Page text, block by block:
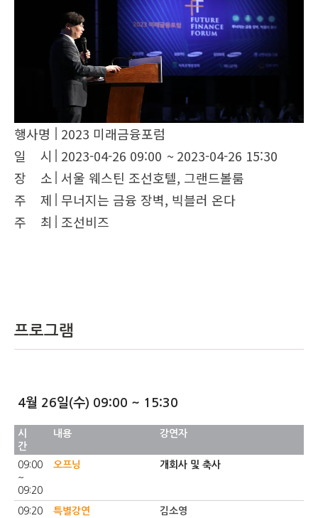
행사명
2023 미래금융포럼
일 시
2023-04-26 09:00 ~ 2023-04-26 15:30
장 소 서울 웨스틴 조선호텔, 그랜드볼룸
주 제 무너지는 금융 장벽, 빅블러 온다
주 최
조선비즈
프로그램
4월 26일(수) 09:00 ~ 15:30
시
간
내용 강연자
09:00
~
09:20
오프닝 개회사 및 축사
09:20
특별강연
김소영